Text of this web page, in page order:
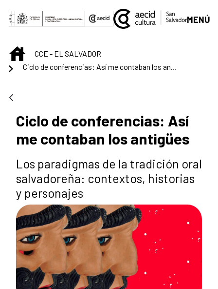
Saut au contenu principal
MENÚ
INICIOCCE - EL SALVADOR
Ciclo de conferencias: Así
me contaban los antigües
Los paradigmas de la tradición oral
salvadoreña: contextos, historias
y personajes